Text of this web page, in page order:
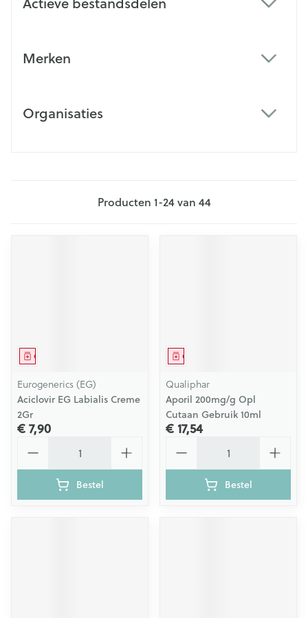
Merken
Organisaties
Producten 1-24van 44
Geneesmiddel
Eurogenerics (EG)
Aciclovir EG Labialis Creme
2Gr
€ 7,90
Bestel
Geneesmiddel
Qualiphar
Aporil 200mg/g Opl
Cutaan Gebruik 10ml
€ 17,54
Bestel